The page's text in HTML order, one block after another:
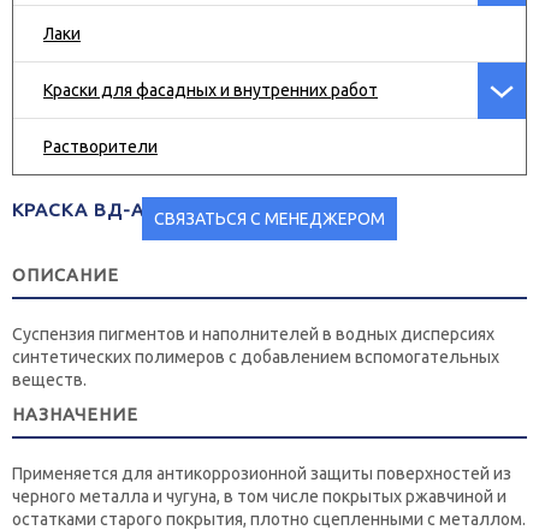
Лаки
Краски для фасадных и внутренних работ
Растворители
КРАСКА ВД-АК-130 «КРОН-МЕТАЛЛ»
СВЯЗАТЬСЯ С МЕНЕДЖЕРОМ
ОПИСАНИЕ
Суспензия пигментов и наполнителей в водных дисперсиях
синтетических полимеров с добавлением вспомогательных
веществ.
НАЗНАЧЕНИЕ
Применяется для антикоррозионной защиты поверхностей из
черного металла и чугуна, в том числе покрытых ржавчиной и
остатками старого покрытия, плотно сцепленными с металлом.